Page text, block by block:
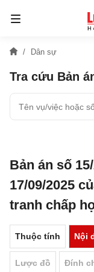
Dân sự
Tra cứu Bản
Bản án số
17/09/2025
tranh chấp
Thuộc tính Nội
Lược đồ Đính